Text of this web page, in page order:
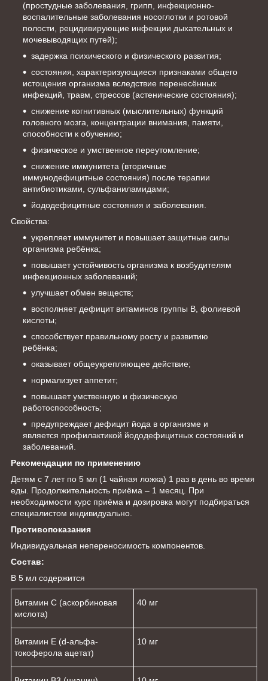
(простудные заболевания, грипп, инфекционно-
воспалительные заболевания носоглотки и ротовой
полости, рецидивирующие инфекции дыхательных и
мочевыводящих путей);
задержка психического и физического развития;
состояния, характеризующиеся признаками общего
истощения организма вследствие перенесённых
инфекций, травм, стрессов (астенические состояния);
снижение когнитивных (мыслительных) функций
головного мозга, концентрации внимания, памяти,
способности к обучению;
физическое и умственное переутомление;
снижение иммунитета (вторичные
иммунодефицитные состояния) после терапии
антибиотиками, сульфаниламидами;
йододефицитные состояния и заболевания.
Свойства:
укрепляет иммунитет и повышает защитные силы
организма ребёнка;
повышает устойчивость организма к возбудителям
инфекционных заболеваний;
улучшает обмен веществ;
восполняет дефицит витаминов группы В, фолиевой
кислоты;
способствует правильному росту и развитию
ребёнка;
оказывает общеукрепляющее действие;
нормализует аппетит;
повышает умственную и физическую
работоспособность;
предупреждает дефицит йода в организме и
является профилактикой йододефицитных состояний и
заболеваний.
Рекомендации по применению
Детям с 7 лет по 5 мл (1 чайная ложка) 1 раз в день во время
еды. Продолжительность приёма – 1 месяц. При
необходимости курс приёма и дозировка могут подбираться
специалистом индивидуально.
Противопоказания
Индивидуальная непереносимость компонентов.
Состав:
В 5 мл содержится
Витамин С (аскорбиновая
кислота)
40 мг
Витамин Е (d-альфа-
токоферола ацетат)
10 мг